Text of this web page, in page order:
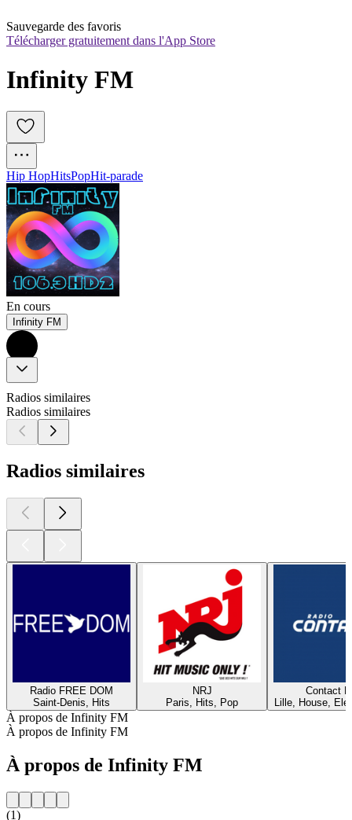
Sauvegarde des favoris
Télécharger gratuitement dans l'App Store
Infinity FM
Hip HopHitsPopHit-parade
En cours
Infinity FM
Radios similaires
Radios similaires
Radios similaires
Radio FREE DOM
Saint-Denis, Hits
NRJ
Paris, Hits, Pop
Contact
Lille, House,
À propos de Infinity FM
À propos de Infinity FM
À propos de Infinity FM
(1)